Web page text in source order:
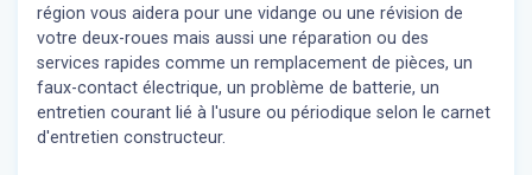
région vous aidera pour une vidange ou une révision de
votre deux-roues mais aussi une réparation ou des
services rapides comme un remplacement de pièces, un
faux-contact électrique, un problème de batterie, un
entretien courant lié à l'usure ou périodique selon le carnet
d'entretien constructeur.